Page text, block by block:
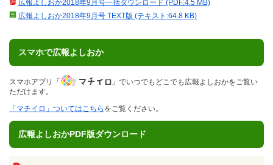
広報よしおか2018年9月号一括ダウンロード (PDF:4.5 MB)
広報よしおか2018年9月号 TEXT版 (テキスト:64.8 KB)
スマホで広報よしおか
スマホアプリ「
」でいつでもどこでも広報よしおかをご覧い
ただけます。
「マチイロ」ついてはこちら をご覧ください。
広報よしおかPDF版ダウンロード